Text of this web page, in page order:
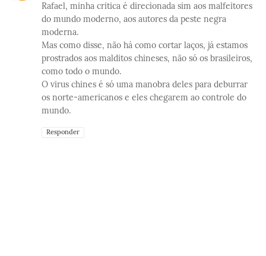
Rafael, minha critica é direcionada sim aos malfeitores
do mundo moderno, aos autores da peste negra
moderna.
Mas como disse, não há como cortar laços, já estamos
prostrados aos malditos chineses, não só os brasileiros,
como todo o mundo.
O virus chines é só uma manobra deles para deburrar
os norte-americanos e eles chegarem ao controle do
mundo.
Responder